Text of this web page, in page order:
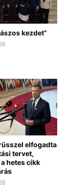
kezdet”
elfogadta
tervet,
hetes cikk